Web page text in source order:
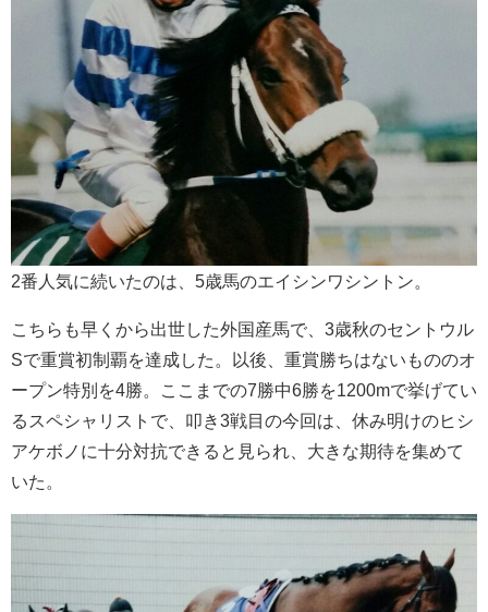
2番人気に続いたのは、5歳馬のエイシンワシントン。
こちらも早くから出世した外国産馬で、3歳秋のセントウル
Sで重賞初制覇を達成した。以後、重賞勝ちはないもののオ
ープン特別を4勝。ここまでの7勝中6勝を1200mで挙げてい
るスペシャリストで、叩き3戦目の今回は、休み明けのヒシ
アケボノに十分対抗できると見られ、大きな期待を集めて
いた。